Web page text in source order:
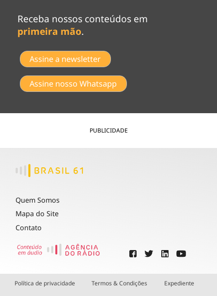
Receba nossos conteúdos em
primeira mão.
Assine a newsletter
Assine nosso Whatsapp
PUBLICIDADE
Quem Somos
Mapa do Site
Contato
Política de privacidade Termos & Condições Expediente